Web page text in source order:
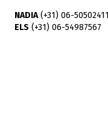
NADIA(+31) 06-50502411
ELS (+31) 06-54987567